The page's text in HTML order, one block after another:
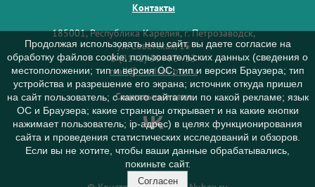
Контакты
185001, Республика Карелия, г. Петрозаводск,
ул. Советская, 15
8 (8142) 59–93–33
mail@medcol-ptz.ru
Социальные сети
Продолжая использовать наш сайт, вы даете согласие на
обработку файлов cookie, пользовательских данных (сведения о
местоположении; тип и версия ОС; тип и версия Браузера; тип
устройства и разрешение его экрана; источник откуда пришел
на сайт пользователь; с какого сайта или по какой рекламе; язык
ОС и Браузера; какие страницы открывает и на какие кнопки
нажимает пользователь; ip-адрес) в целях функционирования
сайта и проведения статистических исследований и обзоров.
Если вы не хотите, чтобы ваши данные обрабатывались,
покиньте сайт.
Согласен